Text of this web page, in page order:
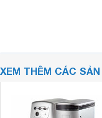
XEM THÊM CÁC